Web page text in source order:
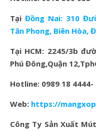
TạiĐồng Nai: 310
Tân Phong, Biên Hòa,
Tại HCM: 2245/3b
Phú Đông,Quận
Hotline: 0989 18 4444-
Web: https://
Công Ty Sản Xuất